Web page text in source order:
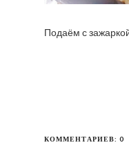
Подаём с
КОММЕНТАРИЕВ: 0